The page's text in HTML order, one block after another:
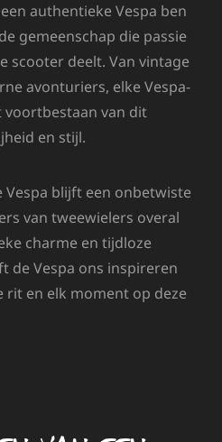
authentieke Vespa ben
gemeenschap die passie
scooter deelt. Van vintage
avonturiers, elke Vespa-
​​van dit
en stijl.
blijft een onbetwiste
van tweewielers overal
charme en tijdloze
de Vespa ons inspireren
rit en elk moment op deze